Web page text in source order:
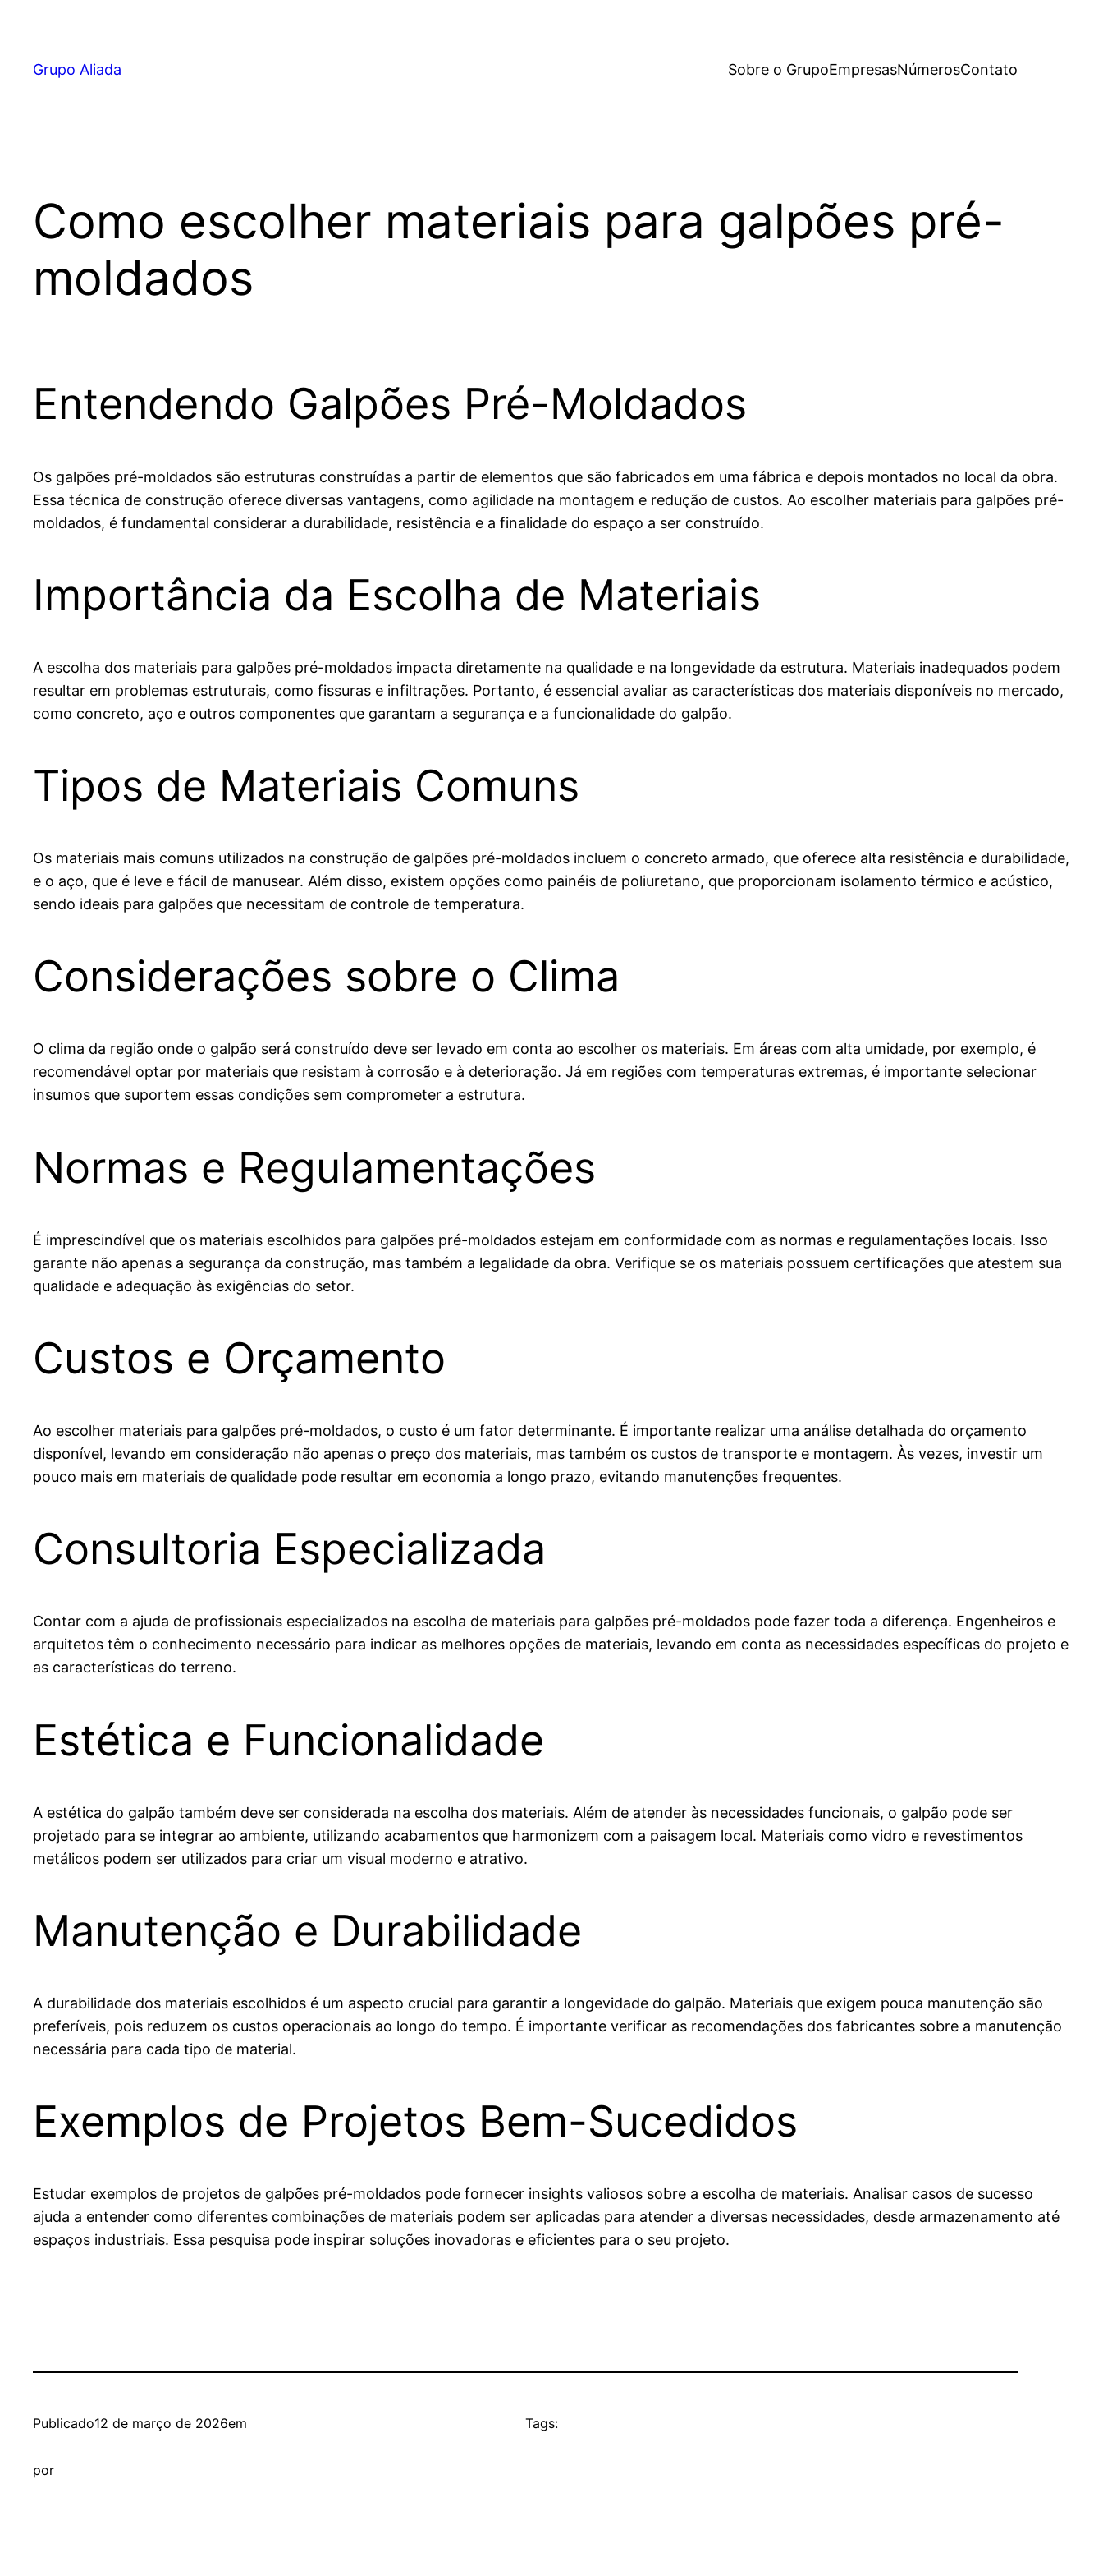
Grupo Aliada Sobre o GrupoEmpresasNúmerosContato
Como escolher materiais para galpões pré-
moldados
Entendendo Galpões Pré-Moldados
Os galpões pré-moldados são estruturas construídas a partir de elementos que são fabricados em uma fábrica e depois montados no local da obra.
Essa técnica de construção oferece diversas vantagens, como agilidade na montagem e redução de custos. Ao escolher materiais para galpões pré-
moldados, é fundamental considerar a durabilidade, resistência e a finalidade do espaço a ser construído.
Importância da Escolha de Materiais
A escolha dos materiais para galpões pré-moldados impacta diretamente na qualidade e na longevidade da estrutura. Materiais inadequados podem
resultar em problemas estruturais, como fissuras e infiltrações. Portanto, é essencial avaliar as características dos materiais disponíveis no mercado,
como concreto, aço e outros componentes que garantam a segurança e a funcionalidade do galpão.
Tipos de Materiais Comuns
Os materiais mais comuns utilizados na construção de galpões pré-moldados incluem o concreto armado, que oferece alta resistência e durabilidade,
e o aço, que é leve e fácil de manusear. Além disso, existem opções como painéis de poliuretano, que proporcionam isolamento térmico e acústico,
sendo ideais para galpões que necessitam de controle de temperatura.
Considerações sobre o Clima
O clima da região onde o galpão será construído deve ser levado em conta ao escolher os materiais. Em áreas com alta umidade, por exemplo, é
recomendável optar por materiais que resistam à corrosão e à deterioração. Já em regiões com temperaturas extremas, é importante selecionar
insumos que suportem essas condições sem comprometer a estrutura.
Normas e Regulamentações
É imprescindível que os materiais escolhidos para galpões pré-moldados estejam em conformidade com as normas e regulamentações locais. Isso
garante não apenas a segurança da construção, mas também a legalidade da obra. Verifique se os materiais possuem certificações que atestem sua
qualidade e adequação às exigências do setor.
Custos e Orçamento
Ao escolher materiais para galpões pré-moldados, o custo é um fator determinante. É importante realizar uma análise detalhada do orçamento
disponível, levando em consideração não apenas o preço dos materiais, mas também os custos de transporte e montagem. Às vezes, investir um
pouco mais em materiais de qualidade pode resultar em economia a longo prazo, evitando manutenções frequentes.
Consultoria Especializada
Contar com a ajuda de profissionais especializados na escolha de materiais para galpões pré-moldados pode fazer toda a diferença. Engenheiros e
arquitetos têm o conhecimento necessário para indicar as melhores opções de materiais, levando em conta as necessidades específicas do projeto e
as características do terreno.
Estética e Funcionalidade
A estética do galpão também deve ser considerada na escolha dos materiais. Além de atender às necessidades funcionais, o galpão pode ser
projetado para se integrar ao ambiente, utilizando acabamentos que harmonizem com a paisagem local. Materiais como vidro e revestimentos
metálicos podem ser utilizados para criar um visual moderno e atrativo.
Manutenção e Durabilidade
A durabilidade dos materiais escolhidos é um aspecto crucial para garantir a longevidade do galpão. Materiais que exigem pouca manutenção são
preferíveis, pois reduzem os custos operacionais ao longo do tempo. É importante verificar as recomendações dos fabricantes sobre a manutenção
necessária para cada tipo de material.
Exemplos de Projetos Bem-Sucedidos
Estudar exemplos de projetos de galpões pré-moldados pode fornecer insights valiosos sobre a escolha de materiais. Analisar casos de sucesso
ajuda a entender como diferentes combinações de materiais podem ser aplicadas para atender a diversas necessidades, desde armazenamento até
espaços industriais. Essa pesquisa pode inspirar soluções inovadoras e eficientes para o seu projeto.
Publicado12 de março de 2026em
por
Tags: